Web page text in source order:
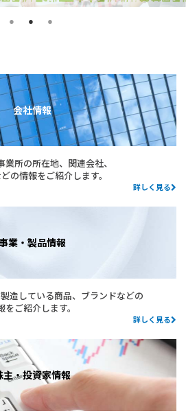
会社情報
業所の所在地、関連会社、
の情報をご紹介します。
詳しく見る
業・製品情報
造している商品、ブランドなどの
をご紹介します。
詳しく見る
主・投資家情報